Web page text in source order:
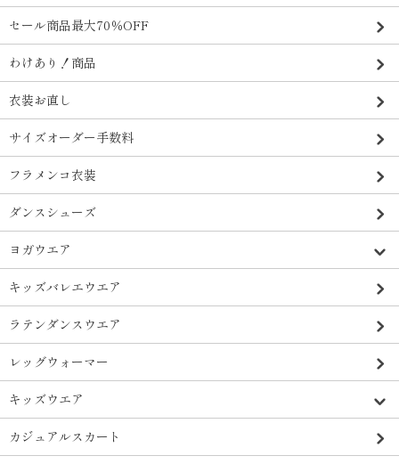
セール商品最大70％OFF
わけあり！商品
衣装お直し
サイズオーダー手数料
フラメンコ衣装
ダンスシューズ
ヨガウエア
キッズバレエウエア
ラテンダンスウエア
レッグウォーマー
キッズウエア
カジュアルスカート